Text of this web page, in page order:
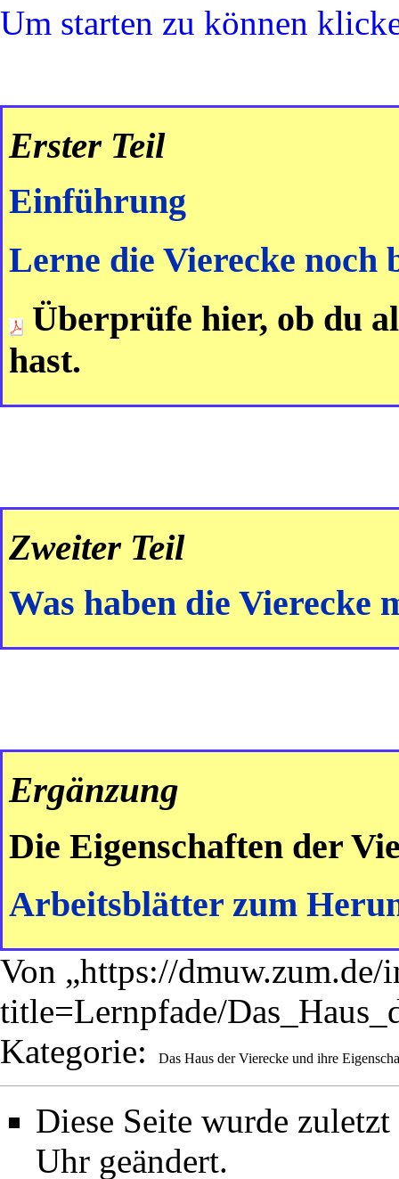
Um starten zu können
Erster Teil
Einführung
Lerne die Vierecke noch
Überprüfe hier, ob du
hast.
Zweiter Teil
Was haben die Vierecke
Ergänzung
Die Eigenschaften der
Arbeitsblätter zum
Von „https://dmuw.zum.de/
title=Lernpfade/
Kategorie: Das Haus der Vierecke und ihre
Diese Seite wurde
Uhr geändert.